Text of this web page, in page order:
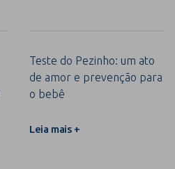
Teste do Pezinho: um ato
de amor e prevenção para
o bebê
Leia mais +